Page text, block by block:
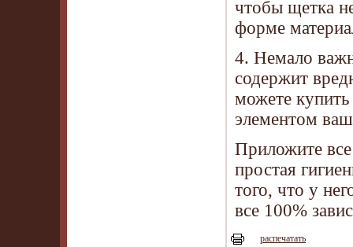
чтобы щетка
форме
4. Немало
содержит
можете
элементом
Приложите
простая
того, что у
все 100%
распечатать